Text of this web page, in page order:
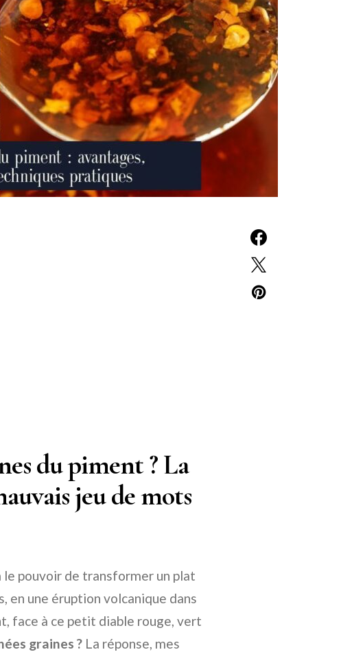
du piment ? La
jeu de mots
pouvoir de transformer un plat
en une éruption volcanique dans
face à ce petit diable rouge, vert
graines ? La réponse, mes